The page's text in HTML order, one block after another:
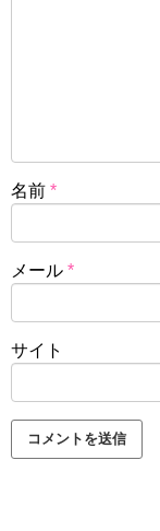
名前 *
メール *
サイト